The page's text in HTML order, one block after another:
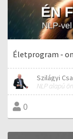
Életprogram -
Szilágyi
0